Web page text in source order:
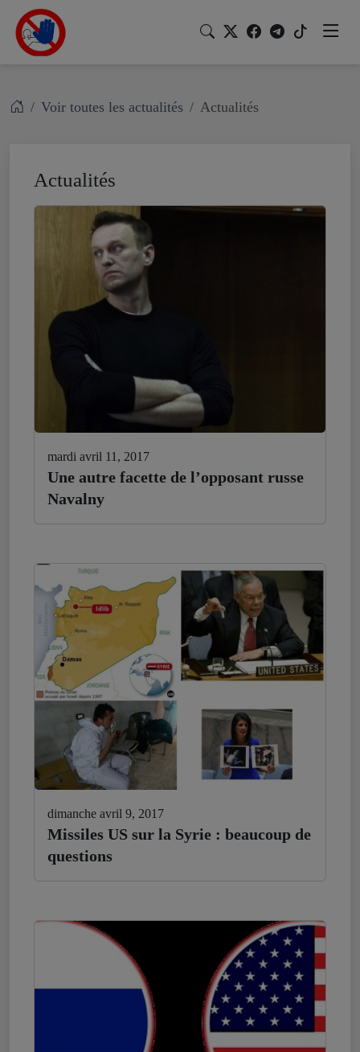
Voir toutes les actualités Actualités
Actualités
mardi avril 11, 2017
Une autre facette de l’opposant russe
Navalny
dimanche avril 9, 2017
Missiles US sur la Syrie : beaucoup de
questions